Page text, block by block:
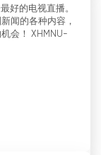
好的电视直播。
闻的各种内容，
会！ XHMNU-